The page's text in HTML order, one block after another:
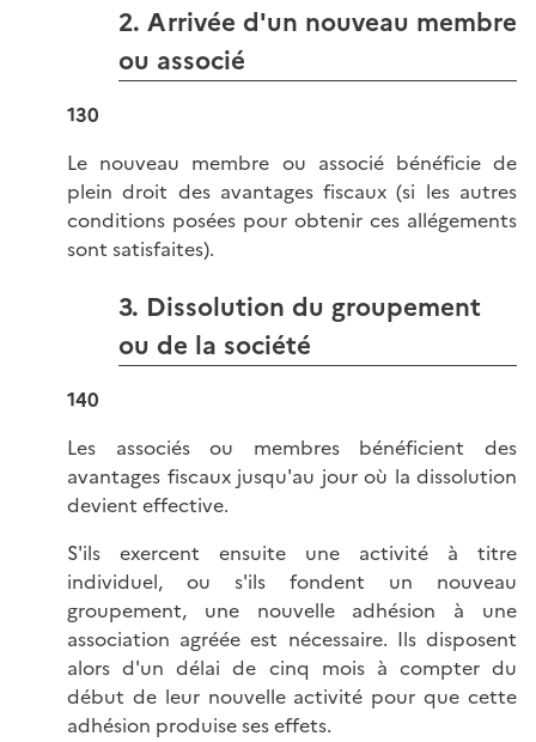
2. Arrivée d'un nouveau membre
ou associé
130
Le nouveau membre ou associé bénéficie de
plein droit des avantages fiscaux (si les autres
conditions posées pour obtenir ces allégements
sont satisfaites).
3. Dissolution du groupement
ou de la société
140
Les associés ou membres bénéficient des
avantages fiscaux jusqu'au jour où la dissolution
devient effective.
S'ils exercent ensuite une activité à titre
individuel, ou s'ils fondent un nouveau
groupement, une nouvelle adhésion à une
association agréée est nécessaire. Ils disposent
alors d'un délai de cinq mois à compter du
début de leur nouvelle activité pour que cette
adhésion produise ses effets.